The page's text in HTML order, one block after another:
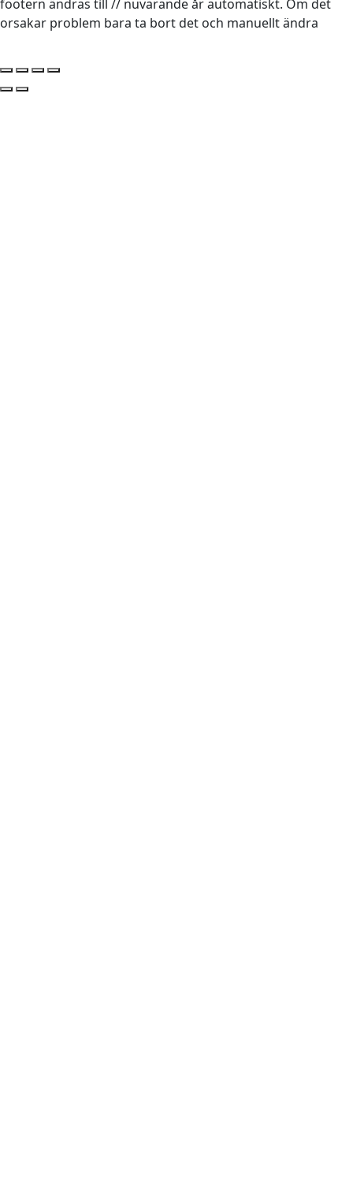
footern ändras till // nuvarande år automatiskt. Om det
orsakar problem bara ta bort det och manuellt ändra